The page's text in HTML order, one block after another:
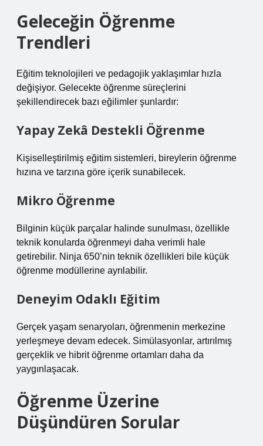
Geleceğin Öğrenme
Trendleri
Eğitim teknolojileri ve pedagojik yaklaşımlar hızla
değişiyor. Gelecekte öğrenme süreçlerini
şekillendirecek bazı eğilimler şunlardır:
Yapay Zekâ Destekli Öğrenme
Kişiselleştirilmiş eğitim sistemleri, bireylerin öğrenme
hızına ve tarzına göre içerik sunabilecek.
Mikro Öğrenme
Bilginin küçük parçalar halinde sunulması, özellikle
teknik konularda öğrenmeyi daha verimli hale
getirebilir. Ninja 650’nin teknik özellikleri bile küçük
öğrenme modüllerine ayrılabilir.
Deneyim Odaklı Eğitim
Gerçek yaşam senaryoları, öğrenmenin merkezine
yerleşmeye devam edecek. Simülasyonlar, artırılmış
gerçeklik ve hibrit öğrenme ortamları daha da
yaygınlaşacak.
Öğrenme Üzerine
Düşündüren Sorular